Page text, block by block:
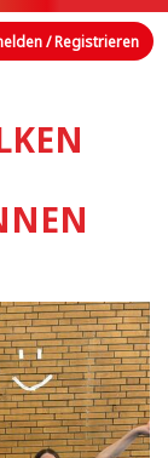
/ Registrieren